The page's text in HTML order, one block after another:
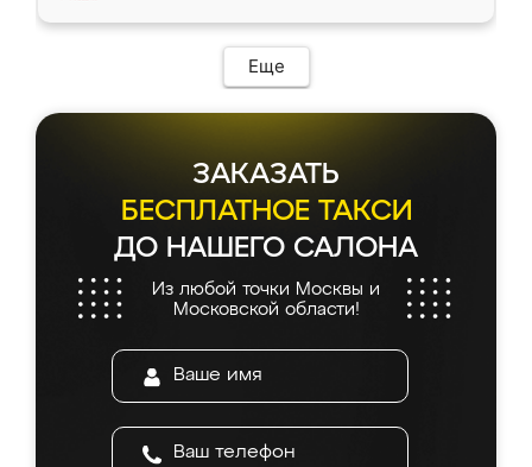
Еще
ЗАКАЗАТЬ
БЕСПЛАТНОЕ ТАКСИ
ДО НАШЕГО САЛОНА
Из любой точки Москвы и
Московской области!